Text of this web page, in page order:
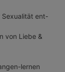
Sexualität ent-
von Liebe &
lernen